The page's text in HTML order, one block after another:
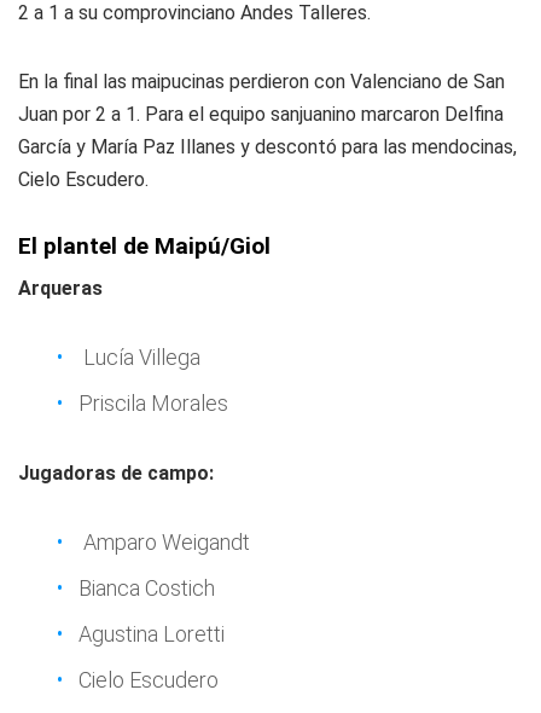
2 a 1 a su comprovinciano Andes Talleres.
En la final las maipucinas perdieron con Valenciano de San
Juan por 2 a 1. Para el equipo sanjuanino marcaron Delfina
García y María Paz Illanes y descontó para las mendocinas,
Cielo Escudero.
El plantel de Maipú/Giol
Arqueras
Lucía Villega
Priscila Morales
Jugadoras de campo:
Amparo Weigandt
Bianca Costich
Agustina Loretti
Cielo Escudero